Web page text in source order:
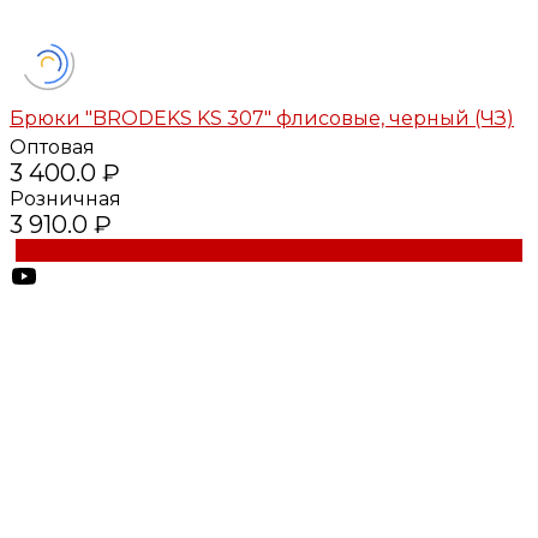
Брюки "BRODEKS KS 307" флисовые, черный (ЧЗ)
Оптовая
3 400.0 ₽
Розничная
3 910.0 ₽